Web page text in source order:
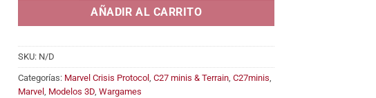
12,95€
AÑADIR AL CARRITO
SKU: N/D
Categorías: Marvel Crisis Protocol ,C27 minis & Terrain ,C27minis
Marvel Modelos 3D ,Wargames